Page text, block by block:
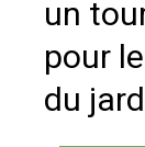
un
pour
du